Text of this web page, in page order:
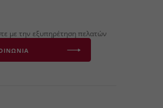
με την εξυπηρέτηση πελατών